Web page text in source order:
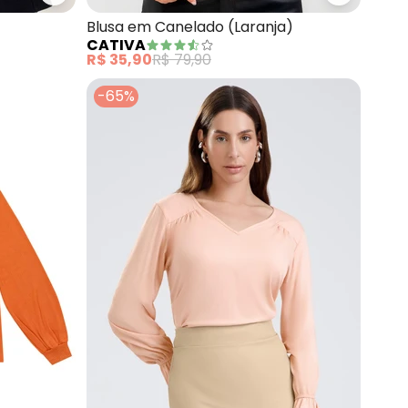
Blusa em Canelado (Laranja)
CATIVA
R$ 35,90R$ 79,90
-65%